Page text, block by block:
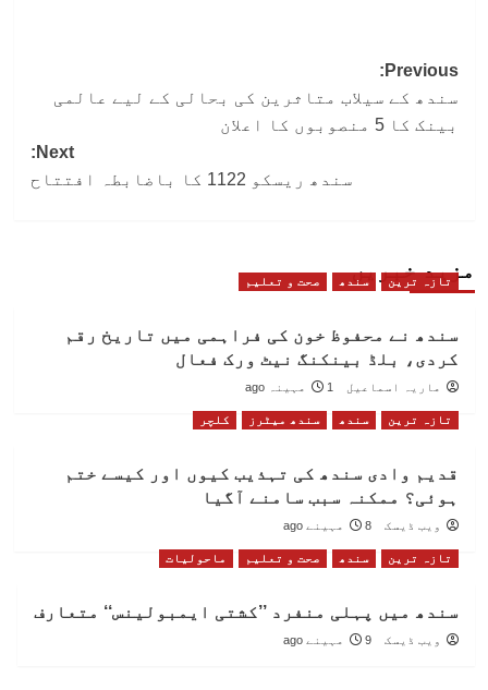
Post
navigation
Previous:
سندھ کے سیلاب متاثرین کی بحالی کے لیے عالمی
بینک کا 5 منصوبوں کا اعلان
Next:
سندھ ریسکو 1122 کا باضابطہ افتتاح
مزید خبریں
تازہ ترین سندھ صحت و تعلیم
سندھ نے محفوظ خون کی فراہمی میں تاریخ رقم
کردی، بلڈ بینکنگ نیٹ ورک فعال
ماریہ اسماعیل 1 مہینہ ago
تازہ ترین سندھ سندھ میٹرز کلچر
قدیم وادی سندھ کی تہذیب کیوں اور کیسے ختم
ہوئی؟ ممکنہ سبب سامنے آگیا
ویب ڈیسک 8 مہینے ago
تازہ ترین سندھ صحت و تعلیم ماحولیات
سندھ میں پہلی منفرد ’’کشتی ایمبولینس‘‘ متعارف
ویب ڈیسک 9 مہینے ago